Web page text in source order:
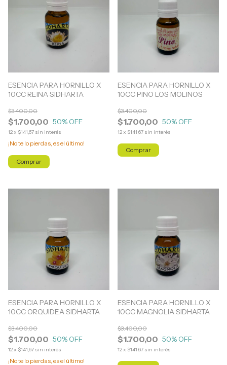
ESENCIA PARA HORNILLO X
10CC REINA SIDHARTA
$1.700,00
$3.400,00
50% OFF
12x $141,67 sin interés
¡No te lo pierdas, es el último!
ESENCIA PARA HORNILLO X
10CC PINO LOS MOLINOS
$1.700,00
$3.400,00
50% OFF
12x $141,67 sin interés
ESENCIA PARA HORNILLO X
10CC ORQUIDEA SIDHARTA
$1.700,00
$3.400,00
50% OFF
12x $141,67 sin interés
¡No te lo pierdas, es el último!
ESENCIA PARA HORNILLO X
10CC MAGNOLIA SIDHARTA
$1.700,00
$3.400,00
50% OFF
12x $141,67 sin interés